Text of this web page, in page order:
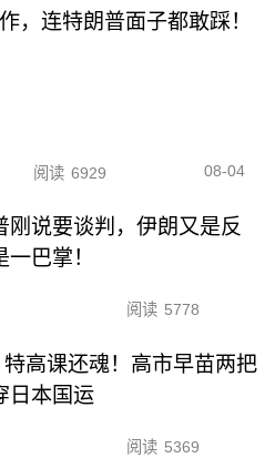
，连特朗普面子都敢踩！
阅读 6929 08-04
刚说要谈判，伊朗又是反
一巴掌！
阅读 5778
高课还魂！高市早苗两把
日本国运
阅读 5369